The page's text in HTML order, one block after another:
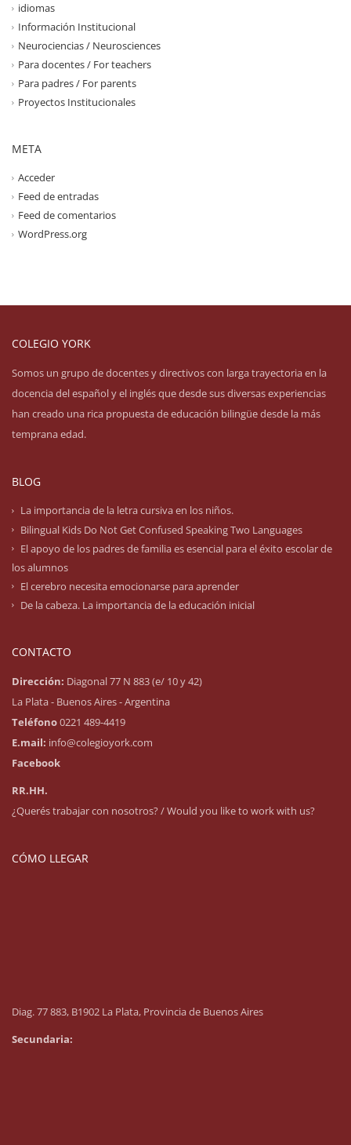
idiomas
Información Institucional
Neurociencias / Neurosciences
Para docentes / For teachers
Para padres / For parents
Proyectos Institucionales
META
Acceder
Feed de entradas
Feed de comentarios
WordPress.org
COLEGIO YORK
Somos un grupo de docentes y directivos con larga trayectoria en la
docencia del español y el inglés que desde sus diversas experiencias
han creado una rica propuesta de educación bilingüe desde la más
temprana edad.
BLOG
La importancia de la letra cursiva en los niños.
Bilingual Kids Do Not Get Confused Speaking Two Languages
El apoyo de los padres de familia es esencial para el éxito escolar de
los alumnos
El cerebro necesita emocionarse para aprender
De la cabeza. La importancia de la educación inicial
CONTACTO
Dirección: Diagonal 77 N 883 (e/ 10 y 42)
La Plata - Buenos Aires - Argentina
Teléfono0221 489-4419
E.mail: info@colegioyork.com
Facebook
RR.HH.
¿Querés trabajar con nosotros? / Would you like to work with us?
CÓMO LLEGAR
Diag. 77 883, B1902 La Plata, Provincia de Buenos Aires
Secundaria: